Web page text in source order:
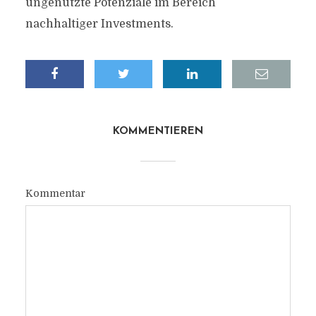
ungenutzte Potenziale im Bereich
nachhaltiger Investments.
KOMMENTIEREN
Kommentar